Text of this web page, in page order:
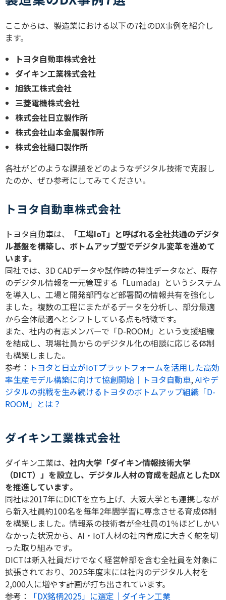
ここからは、製造業における以下の7社のDX事例を紹介し
ます。
トヨタ自動車株式会社
ダイキン工業株式会社
旭鉄工株式会社
三菱電機株式会社
株式会社日立製作所
株式会社山本金属製作所
株式会社樋口製作所
各社がどのような課題をどのようなデジタル技術で克服し
たのか、ぜひ参考にしてみてください。
トヨタ自動車株式会社
トヨタ自動車は、 「工場IoT 」と呼ばれる全社共通のデジタ
ル基盤を構築し、ボトムアップ型でデジタル変革を進めて
います。
同社では、 3D CADデータや試作時の特性データなど、既存
のデジタル情報を一元管理する「Lumada」というシステム
を導入し、工場と開発部門など部署間の情報共有を強化し
ました。複数の工程にまたがるデータを分析し、部分最適
から全体最適へとシフトしている点も特徴です。
また、社内の有志メンバーで「D-ROOM 」という支援組織
を結成し、現場社員からのデジタル化の相談に応じる体制
も構築しました。
参考： トヨタと日立がIoTプラットフォームを活用した高効
率生産モデル構築に向けて協創開始｜トヨタ自動車, AIやデ
ジタルの挑戦を生み続けるトヨタのボトムアップ組織「D-
ROOM」とは？
ダイキン工業株式会社
ダイキン工業は、 社内大学「ダイキン情報技術大学
（DICT）」を設立し、デジタル人材の育成を起点としたDX
を推進しています。
同社は2017年にDICTを立ち上げ、大阪大学とも連携しなが
ら新入社員約100名を毎年2年間学習に専念させる育成体制
を構築しました。情報系の技術者が全社員の1％ほどしかい
なかった状況から、 AI ・ IoT人材の社内育成に大きく舵を切
った取り組みです。
DICTは新入社員だけでなく経営幹部を含む全社員を対象に
拡張されており、 2025年度末には社内のデジタル人材を
2,000人に増やす計画が打ち出されています。
参考：
「DX銘柄2025」に選定｜ダイキン工業